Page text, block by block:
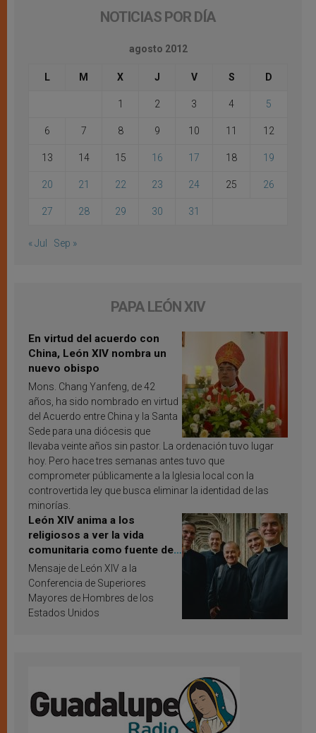
NOTICIAS POR DÍA
agosto 2012
L M X J V S D
1 2 3 4 5
6 7 8 9 10 11 12
13 14 15 16 17 18 19
20 21 22 23 24 25 26
27 28 29 30 31
« Jul Sep »
PAPA LEÓN XIV
En virtud del acuerdo con
China, León XIV nombra un
nuevo obispo
Mons. Chang Yanfeng, de 42
años, ha sido nombrado en virtud
del Acuerdo entre China y la Santa
Sede para una diócesis que
llevaba veinte años sin pastor. La ordenación tuvo lugar
hoy. Pero hace tres semanas antes tuvo que
comprometer públicamente a la Iglesia local con la
controvertida ley que busca eliminar la identidad de las
minorías.
León XIV anima a los
religiosos a ver la vida
comunitaria como fuente de
inspiración y santificación
Mensaje de León XIV a la
Conferencia de Superiores
Mayores de Hombres de los
Estados Unidos